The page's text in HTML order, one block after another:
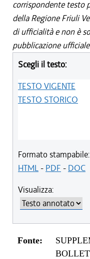
corrispondente testo
della Regione Friuli
di ufficialità e non è
pubblicazione
Scegli il testo:
TESTO VIGENTE
TESTO STORICO
Formato stampabile:
HTML- PDF - DOC
Visualizza:
Fonte: